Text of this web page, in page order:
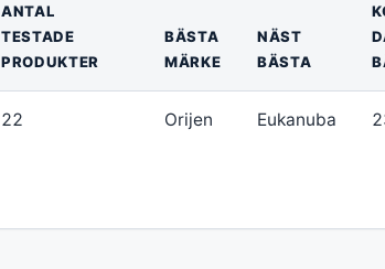
ANTAL
TESTADE
PRODUKTER
BÄSTA
MÄRKE
NÄST
BÄSTA
22 Orijen Eukanuba